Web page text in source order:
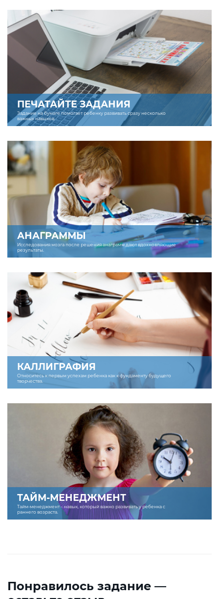
ПЕЧАТАЙТЕ ЗАДАНИЯ
Задание на бумаге помогает ребенку развивать сразу несколько
важных навыков.
АНАГРАММЫ
Исследования мозга после решения анаграмм дают вдохновляющие
результаты.
КАЛЛИГРАФИЯ
Относитесь к первым успехам ребенка как к фундаменту будущего
творчества.
ТАЙМ-МЕНЕДЖМЕНТ
Тайм-менеджмент – навык, который важно развивать у ребенка с
раннего возраста.
Понравилось задание —